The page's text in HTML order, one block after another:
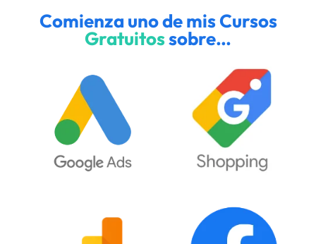
Comienza uno de mis Cursos
Gratuitossobre…